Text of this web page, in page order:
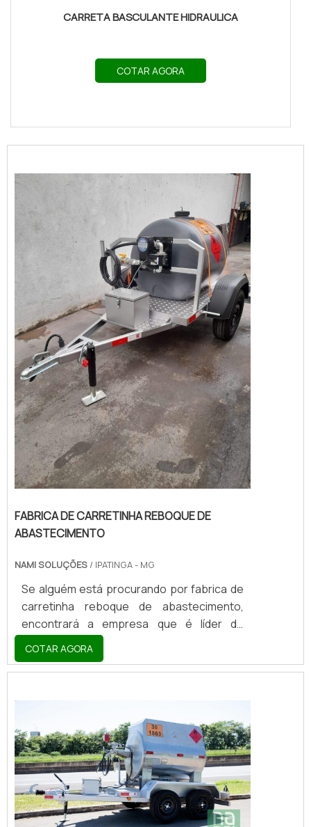
CARRETA BASCULANTE HIDRAULICA
COTAR AGORA
FABRICA DE CARRETINHA REBOQUE DE
ABASTECIMENTO
NAMI SOLUÇÕES / IPATINGA - MG
Se alguém está procurando por fabrica de
carretinha reboque de abastecimento,
encontrará a empresa que é líder do
mercado. Elaborando uma cotação na
vitrine que se chama Soluções Industriais e
descobrindo a melhor referência em
DE ABASTECIMENTOQuem quer encontrar
fabrica de carretinha reboque de
abastecimento inovadora, acha a Nami
Solucoes. É possível encontrar carr...
COTAR AGORA